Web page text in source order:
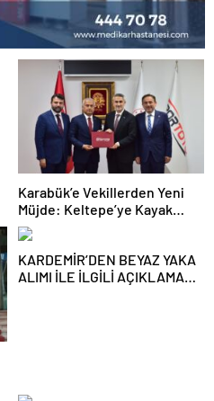
Karabük’e Vekillerden Yeni
Müjde: Keltepe’ye Kayak
Eğitim Merkezi Yapılacak
KARDEMİR’DEN BEYAZ YAKA
ALIMI İLE İLGİLİ AÇIKLAMA